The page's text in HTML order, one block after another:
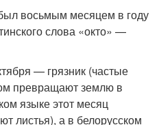
восьмым месяцем в году
слова «окто» —
— грязник (частые
превращают землю в
языке этот месяц
листья), а в белорусском